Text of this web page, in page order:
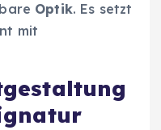
Optik. Es setzt
mit